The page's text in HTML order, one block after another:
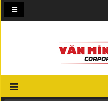
Toggle
navigation